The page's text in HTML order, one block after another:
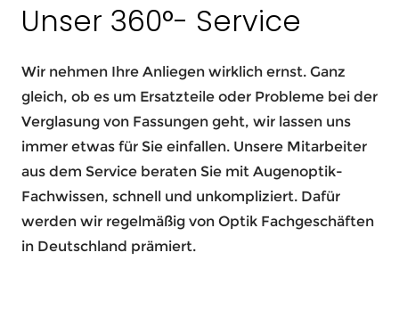
Unser 360°- Service
Wir nehmen Ihre Anliegen wirklich ernst. Ganz
gleich, ob es um Ersatzteile oder Probleme bei der
Verglasung von Fassungen geht, wir lassen uns
immer etwas für Sie einfallen. Unsere Mitarbeiter
aus dem Service beraten Sie mit Augenoptik-
Fachwissen, schnell und unkompliziert. Dafür
werden wir regelmäßig von Optik Fachgeschäften
in Deutschland prämiert.